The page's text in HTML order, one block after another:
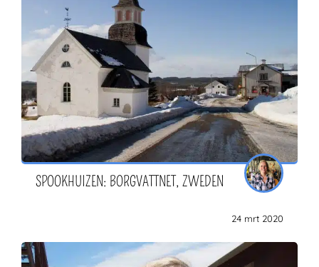
SPOOKHUIZEN: BORGVATTNET, ZWEDEN
24 mrt 2020